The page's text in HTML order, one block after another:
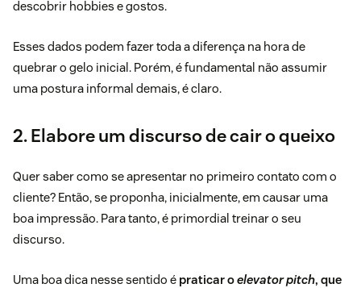
descobrir hobbies e gostos.
Esses dados podem fazer toda a diferença na hora de
quebrar o gelo inicial. Porém, é fundamental não assumir
uma postura informal demais, é claro.
2. Elabore um discurso de cair o queixo
Quer saber como se apresentar no primeiro contato com o
cliente? Então, se proponha, inicialmente, em causar uma
boa impressão. Para tanto, é primordial treinar o seu
discurso.
Uma boa dica nesse sentido é praticar oelevator pitch, que